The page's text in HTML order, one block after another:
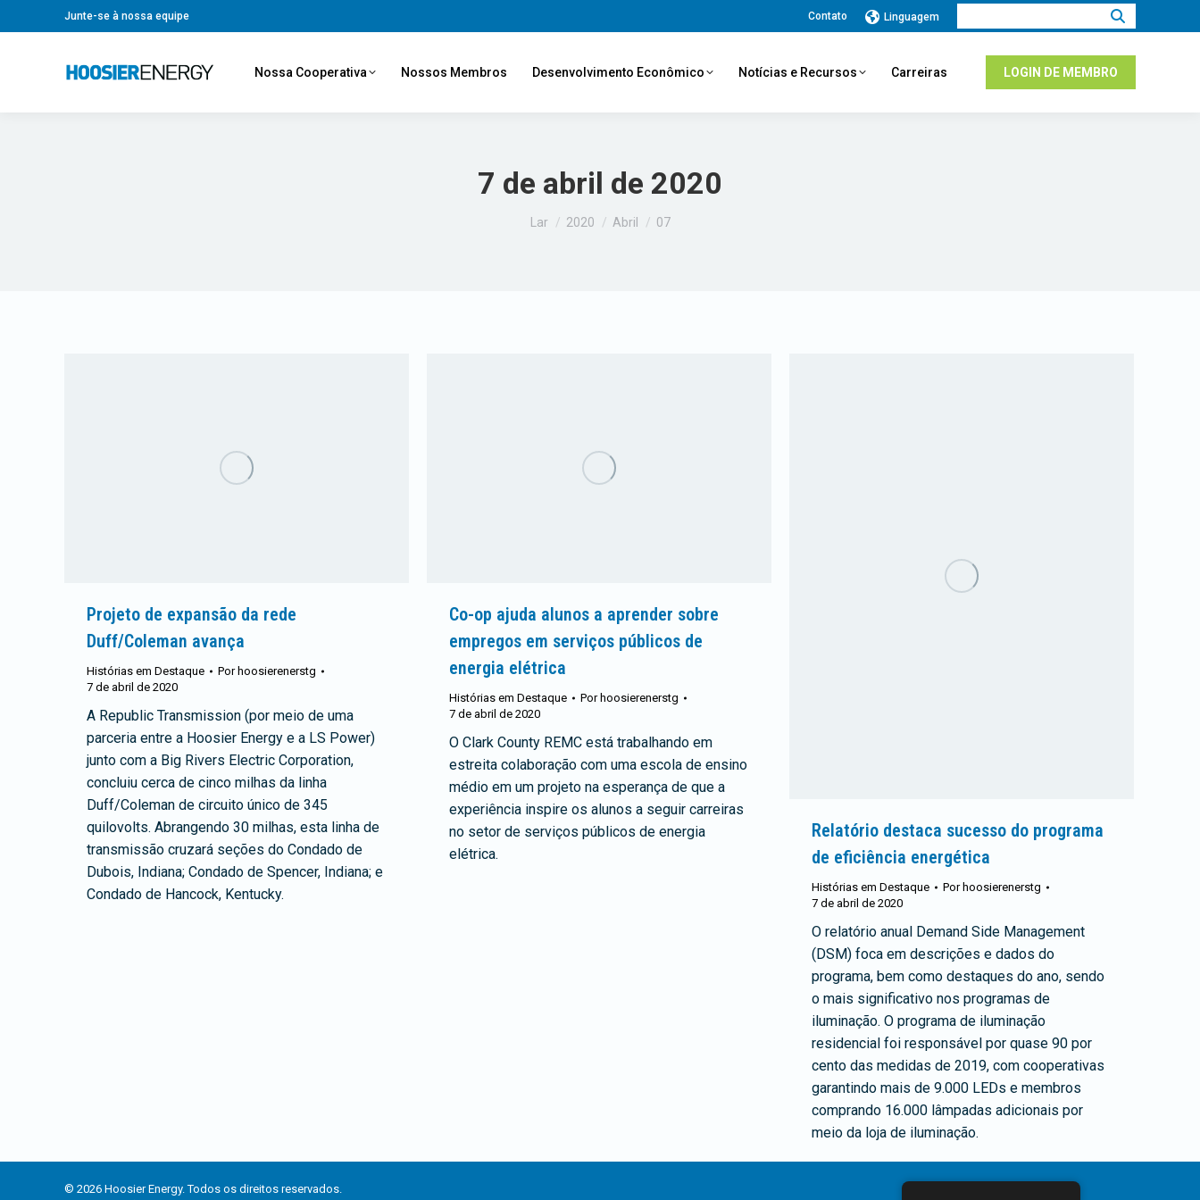
Junte-se à nossa equipe Contato Linguagem
Nossa Cooperativa Nossos Membros Desenvolvimento Econômico Notícias e Recursos Carreiras LOGIN DE MEMBRO
7 de abril de 2020
Você está aqui:
Lar 2020 Abril 07
Projeto de expansão da rede
Duff/Coleman avança
Histórias em Destaque Por hoosierenerstg
7 de abril de 2020
A Republic Transmission (por meio de uma
parceria entre a Hoosier Energy e a LS Power)
junto com a Big Rivers Electric Corporation,
concluiu cerca de cinco milhas da linha
Duff/Coleman de circuito único de 345
quilovolts. Abrangendo 30 milhas, esta linha de
transmissão cruzará seções do Condado de
Dubois, Indiana; Condado de Spencer, Indiana; e
Condado de Hancock, Kentucky.
Co-op ajuda alunos a aprender sobre
empregos em serviços públicos de
energia elétrica
Histórias em Destaque Por hoosierenerstg
7 de abril de 2020
O Clark County REMC está trabalhando em
estreita colaboração com uma escola de ensino
médio em um projeto na esperança de que a
experiência inspire os alunos a seguir carreiras
no setor de serviços públicos de energia
elétrica.
Relatório destaca sucesso do programa
de eficiência energética
Histórias em Destaque Por hoosierenerstg
7 de abril de 2020
O relatório anual Demand Side Management
(DSM) foca em descrições e dados do
programa, bem como destaques do ano, sendo
o mais significativo nos programas de
iluminação. O programa de iluminação
residencial foi responsável por quase 90 por
cento das medidas de 2019, com cooperativas
garantindo mais de 9.000 LEDs e membros
comprando 16.000 lâmpadas adicionais por
meio da loja de iluminação.
© 2026 Hoosier Energy. Todos os direitos reservados.